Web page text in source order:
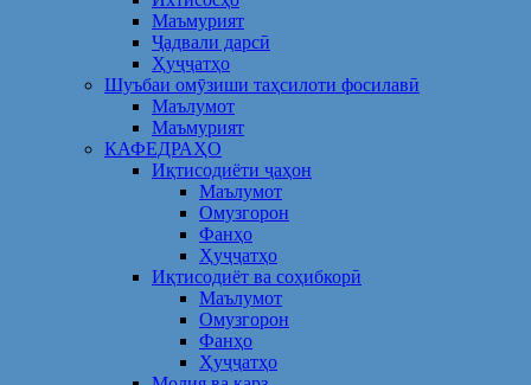
Маъмурият
Ҷадвали дарсӣ
Ҳуҷҷатҳо
Шуъбаи омӯзиши таҳсилоти фосилавӣ
Маълумот
Маъмурият
КАФЕДРАҲО
Иқтисодиёти ҷаҳон
Маълумот
Омузгорон
Фанҳо
Ҳуҷҷатҳо
Иқтисодиёт ва соҳибкорӣ
Маълумот
Омузгорон
Фанҳо
Ҳуҷҷатҳо